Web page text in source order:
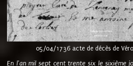
05/04/1736 acte de décès de
En l'an mil sept cent trente six le sixième